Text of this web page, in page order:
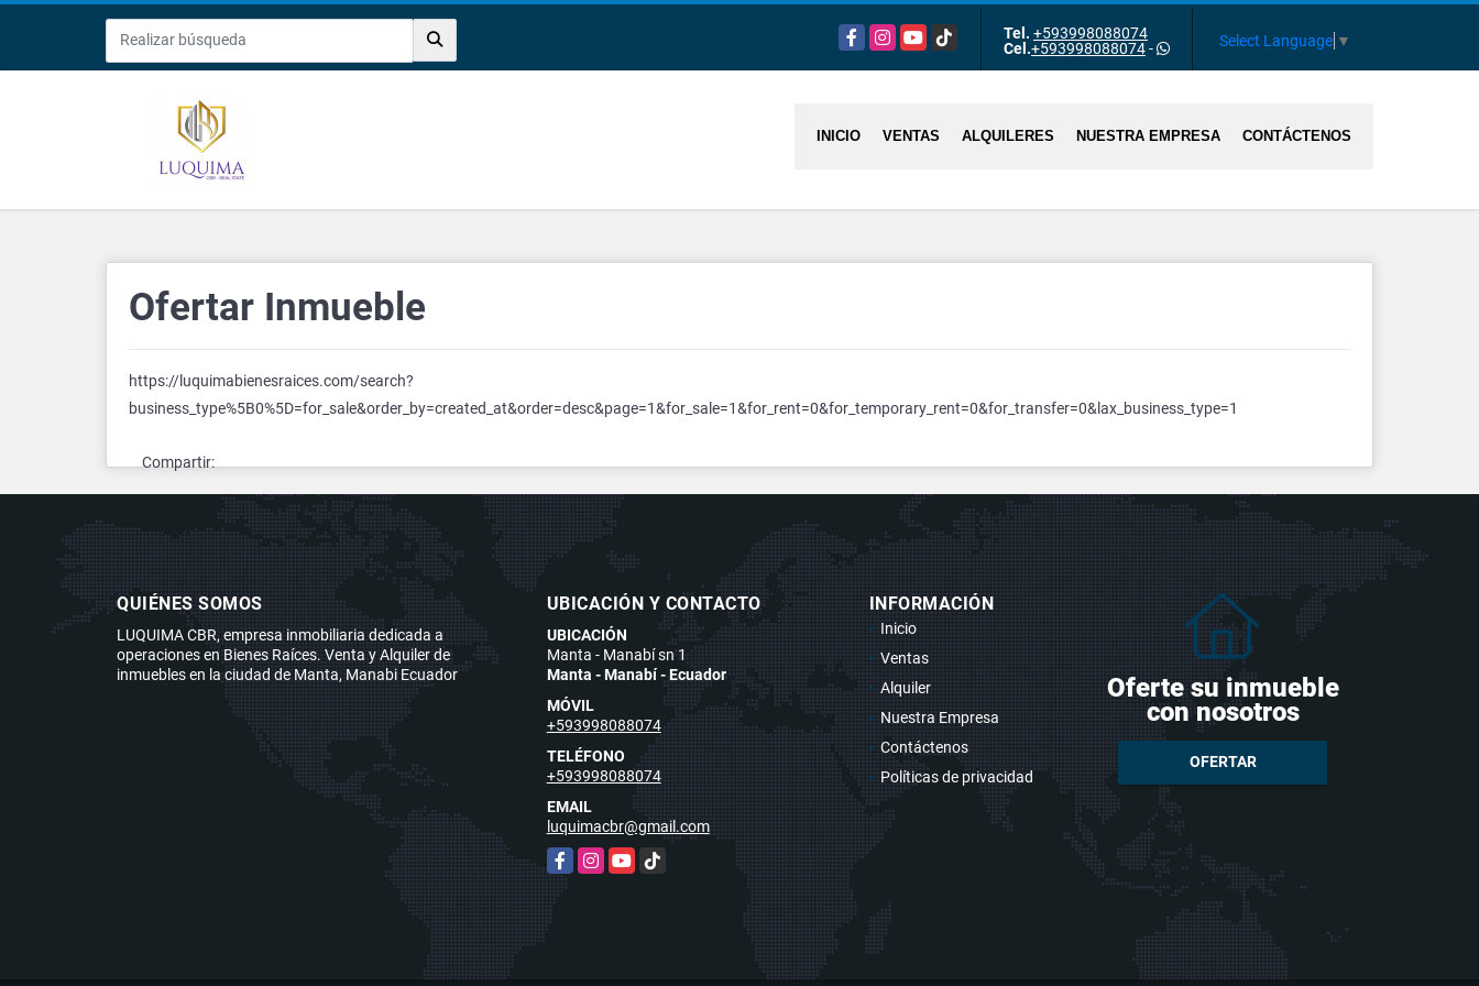
FacebookInstagram
YouTubeTikTok Tel. +593998088074
Cel.+593998088074- Select Language ▼
INICIO VENTAS ALQUILERES NUESTRA EMPRESA CONTÁCTENOS
Ofertar Inmueble
https://luquimabienesraices.com/search?
business_type%5B0%5D=for_sale&order_by=created_at&order=desc&page=1&for_sale=1&for_rent=0&for_temporary_rent=0&for_transfer=0&lax_business_type=1
Compartir:
QUIÉNES SOMOS
LUQUIMA CBR, empresa inmobiliaria dedicada a
operaciones en Bienes Raíces. Venta y Alquiler de
inmuebles en la ciudad de Manta, Manabi Ecuador
UBICACIÓN Y CONTACTO
UBICACIÓN
Manta - Manabí sn 1
Manta - Manabí - Ecuador
MÓVIL
+593998088074
TELÉFONO
+593998088074
EMAIL
luquimacbr@gmail.com
FacebookInstagram
YouTubeTikTok
INFORMACIÓN
Inicio
Ventas
Alquiler
Nuestra Empresa
Contáctenos
Políticas de privacidad
Oferte su inmueble
con nosotros
OFERTAR